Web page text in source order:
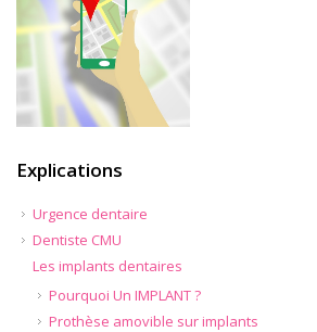
Explications
Urgence dentaire
Dentiste CMU
Les implants dentaires
Pourquoi Un IMPLANT ?
Prothèse amovible sur implants